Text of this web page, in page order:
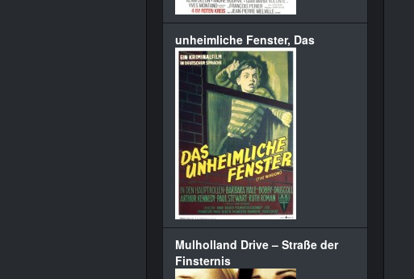
unheimliche Fenster, Das
Mulholland Drive – Straße der
Finsternis